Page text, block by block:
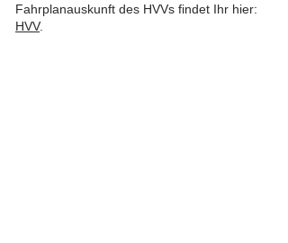
Fahrplanauskunft des HVVs findet Ihr hier:
HVV.